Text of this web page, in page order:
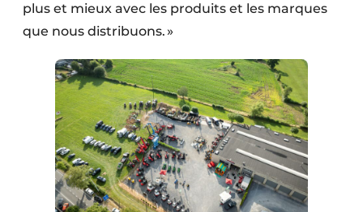
plus et mieux avec les produits et les marques
que nous distribuons. »